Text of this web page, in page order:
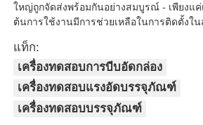
ใหญ่ถูกจัดส่งพร้อมกันอย่างสมบูรณ์ - เพียงแค่
ต้นการใช้งานมีการช่วยเหลือในการติดตั้งใน
แท็ก:
เครื่องทดสอบการบีบอัดกล่อง
เครื่องทดสอบแรงอัดบรรจุภัณฑ์
เครื่องทดสอบบรรจุภัณฑ์